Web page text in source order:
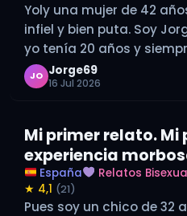
Yoly una mujer de 42
infiel y bien puta. Soy
yo tenía 20 años y
JO Jorge69
16 Jul 2026
Mi primer relato. Mi
experiencia
España Relatos
★ 4,1 (21)
Pues soy un chico de 32